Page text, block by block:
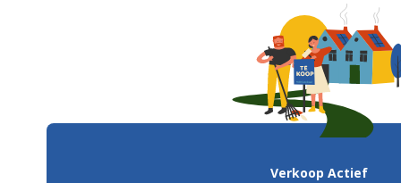
Verkoop Actief